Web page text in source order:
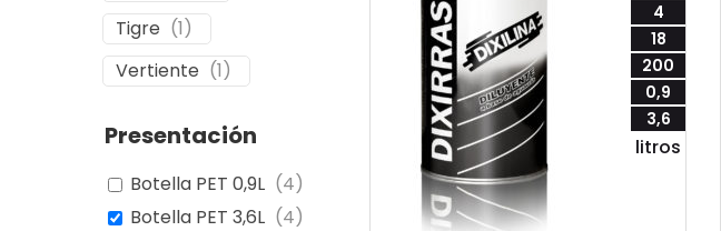
Tigre (1)
Vertiente (1)
Presentación
Botella PET 0,9L (4)
Botella PET 3,6L (4)
4
18
200
0,9
3,6
litros